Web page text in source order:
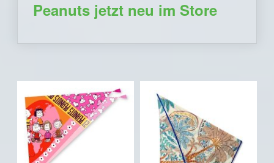
Peanuts jetzt neu im Store